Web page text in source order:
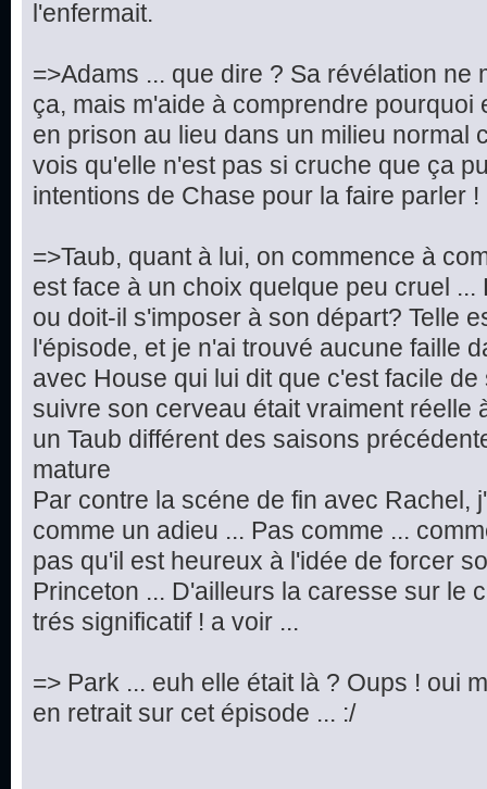
l'enfermait.
=>Adams ... que dire ? Sa révélation ne
ça, mais m'aide à comprendre
en prison au lieu dans un milieu normal
vois qu'elle n'est pas si cruche que ça
intentions de Chase pour la faire parler !
=>Taub, quant à lui, on commence à
est face à un choix quelque peu cruel
ou doit-il s'imposer à son départ? Telle
l'épisode, et je n'ai trouvé aucune faille
avec House qui lui dit que c'est facile
suivre son cerveau était vraiment réelle
un Taub différent des saisons
mature
Par contre la scéne de fin avec Rachel,
comme un adieu ... Pas comme ...
pas qu'il est heureux à l'idée de forcer
Princeton ... D'ailleurs la caresse sur le
trés significatif ! a voir ...
=> Park ... euh elle était là ? Oups ! oui
en retrait sur cet épisode ... :/